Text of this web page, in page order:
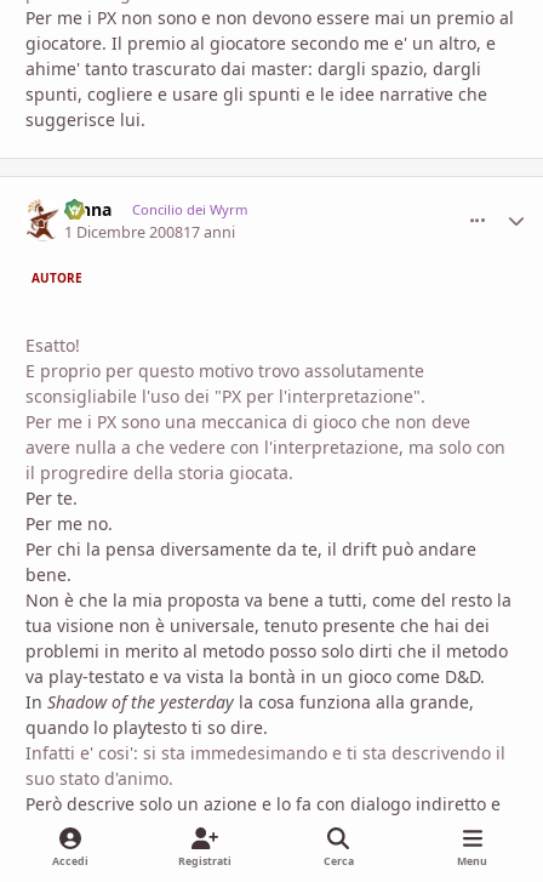
Per me i PX non sono e non devono essere mai un premio al
giocatore. Il premio al giocatore secondo me e' un altro, e
ahime' tanto trascurato dai master: dargli spazio, dargli
spunti, cogliere e usare gli spunti e le idee narrative che
suggerisce lui.
fenna Concilio dei Wyrm
1 Dicembre 200817 anni
AUTORE
Esatto!
E proprio per questo motivo trovo assolutamente
sconsigliabile l'uso dei "PX per l'interpretazione".
Per me i PX sono una meccanica di gioco che non deve
avere nulla a che vedere con l'interpretazione, ma solo con
il progredire della storia giocata.
Per te.
Per me no.
Per chi la pensa diversamente da te, il drift può andare
bene.
Non è che la mia proposta va bene a tutti, come del resto la
tua visione non è universale, tenuto presente che hai dei
problemi in merito al metodo posso solo dirti che il metodo
va play-testato e va vista la bontà in un gioco come D&D.
In Shadow of the yesterday la cosa funziona alla grande,
quando lo playtesto ti so dire.
Infatti e' cosi': si sta immedesimando e ti sta descrivendo il
suo stato d'animo.
Però descrive solo un azione e lo fa con dialogo indiretto e
non è che è intriso della malinconia del personaggio,
insomma quello che mi interessava è capire fino a che
Accedi Registrati Cerca Menu